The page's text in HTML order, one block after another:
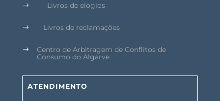
$ Livros de elogios
$ Livros de reclamações
$
Centro de Arbitragem de Conflitos de
Consumo do Algarve
ATENDIMENTO